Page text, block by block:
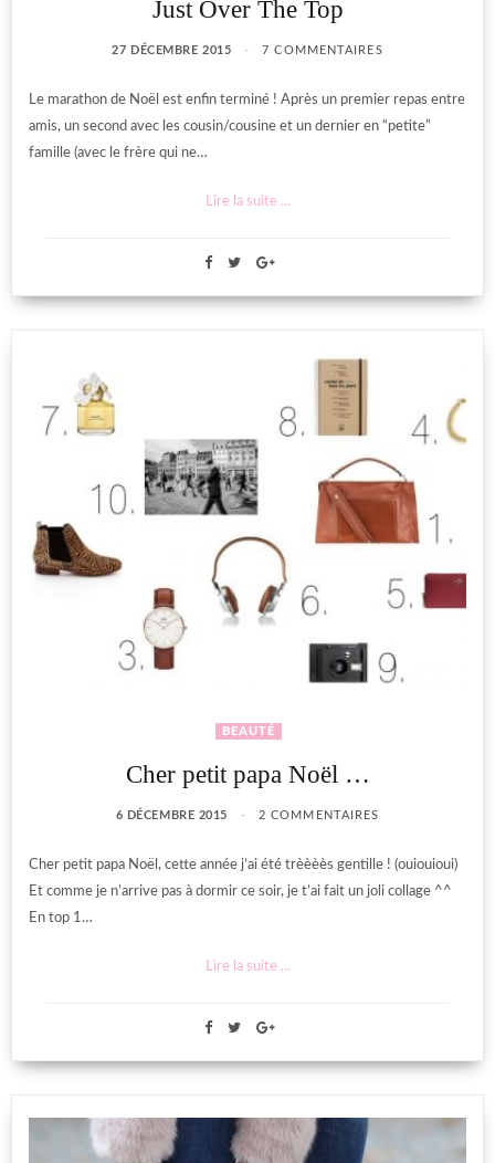
Just Over The Top
27 DÉCEMBRE 2015 7 COMMENTAIRES
Le marathon de Noël est enfin terminé ! Après un premier repas entre
amis, un second avec les cousin/cousine et un dernier en “petite”
famille (avec le frère qui ne…
Lire la suite ...
BEAUTÉ
Cher petit papa Noël …
6 DÉCEMBRE 2015 2 COMMENTAIRES
Cher petit papa Noël, cette année j’ai été trèèèès gentille ! (ouiouioui)
Et comme je n’arrive pas à dormir ce soir, je t’ai fait un joli collage ^^
En top 1…
Lire la suite ...